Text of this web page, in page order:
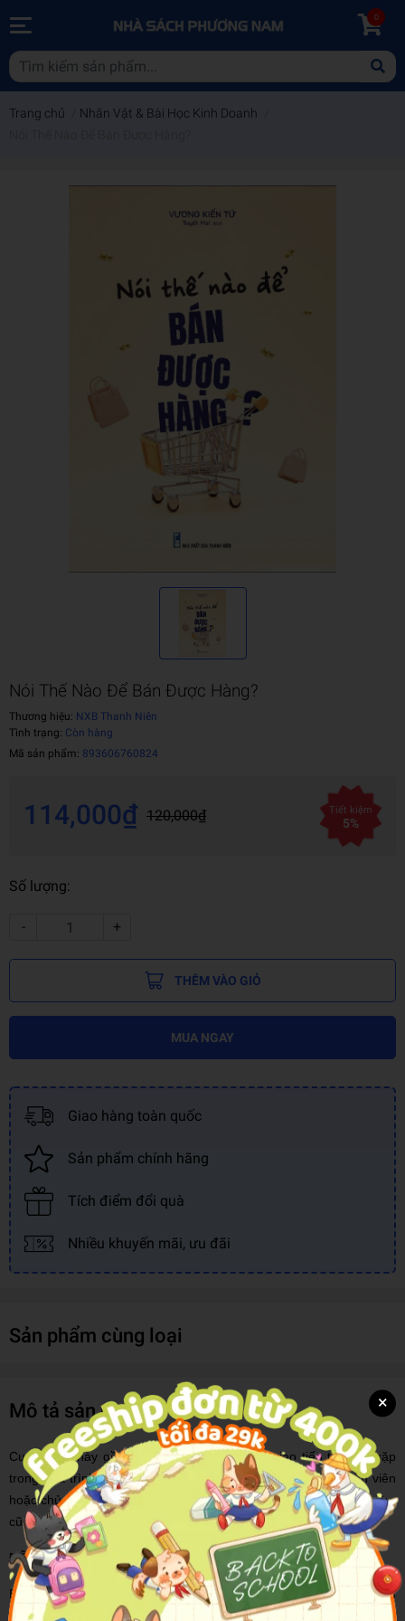
0
Trang chủ Nhân Vật & Bài Học Kinh Doanh
Nói Thế Nào Để Bán Được Hàng?
Thương hiệu: NXB Thanh Niên
Tình trạng: Còn hàng
Mã sản phẩm: 893606760824
114,000₫ 120,000₫ Tiết kiệm
5%
Số lượng:
- +
THÊM VÀO GIỎ
MUA NGAY
Giao hàng toàn quốc
Sản phẩm chính hãng
Tích điểm đổi quà
Nhiều khuyến mãi, ưu đãi
Sản phẩm cùng loại
Mô tả sản phẩm
Cuốn sách này gồm 50 câu nói, tình huống giao tiếp thường gặp
trong quá trình bán hàng, là tài liệu hữu ích cho những nhân viên
hoặc chủ cửa hàng, doanh nghiệp,… muốn quảng bá thương hiệu,
cũng như thúc đẩu doanh số bán hàng một cách vững chắc.
ĐỘC GIẢ TÌM THẤY GÌ TRONG CUỐN SÁCH NÀY?
Bắt đầu xuất bản từ năm 2008, cuốn sáchNói Thế Nào Để Bán
Được Hàng?
đã liên tục in nối hơn ba mươi lần, được rất nhiều
×